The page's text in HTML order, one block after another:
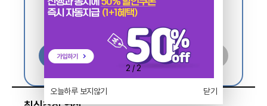
2 /2
오늘하루 보지않기 닫기
1,121,622,000,000원
$786,000,000
상세보기 추첨영상